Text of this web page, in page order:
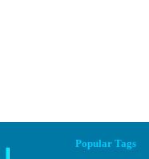
Popular Tags